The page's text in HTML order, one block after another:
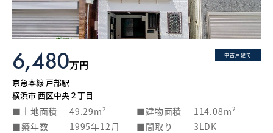
中古戸建て
6,480万円
京急本線 戸部駅
横浜市 西区中央２丁目
土地面積 49.29m² 建物面積
114.08m²
築年数
1995年12月 間取り 3LDK